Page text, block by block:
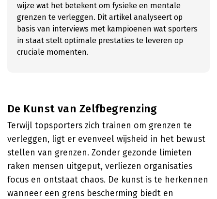
wijze wat het betekent om fysieke en mentale
grenzen te verleggen. Dit artikel analyseert op
basis van interviews met kampioenen wat sporters
in staat stelt optimale prestaties te leveren op
cruciale momenten.
De Kunst van Zelfbegrenzing
Terwijl topsporters zich trainen om grenzen te
verleggen, ligt er evenveel wijsheid in het bewust
stellen van grenzen. Zonder gezonde limieten
raken mensen uitgeput, verliezen organisaties
focus en ontstaat chaos. De kunst is te herkennen
wanneer een grens bescherming biedt en